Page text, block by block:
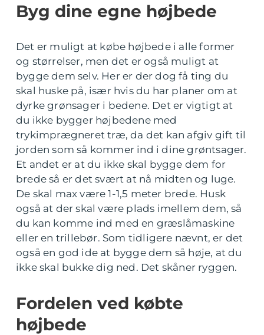
Byg dine egne højbede
Det er muligt at købe højbede i alle former
og størrelser, men det er også muligt at
bygge dem selv. Her er der dog få ting du
skal huske på, især hvis du har planer om at
dyrke grønsager i bedene. Det er vigtigt at
du ikke bygger højbedene med
trykimprægneret træ, da det kan afgiv gift til
jorden som så kommer ind i dine grøntsager.
Et andet er at du ikke skal bygge dem for
brede så er det svært at nå midten og luge.
De skal max være 1-1,5 meter brede. Husk
også at der skal være plads imellem dem, så
du kan komme ind med en græslåmaskine
eller en trillebør. Som tidligere nævnt, er det
også en god ide at bygge dem så høje, at du
ikke skal bukke dig ned. Det skåner ryggen.
Fordelen ved købte
højbede